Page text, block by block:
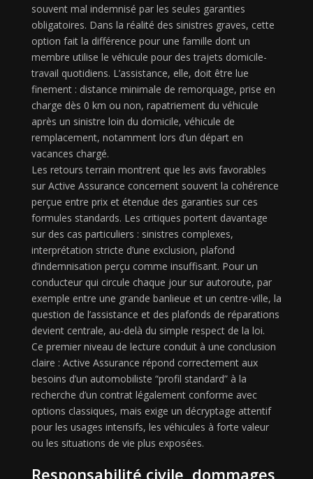
souvent mal indemnisé par les seules garanties
obligatoires. Dans la réalité des sinistres graves, cette
option fait la différence pour une famille dont un
membre utilise le véhicule pour des trajets domicile-
travail quotidiens. L’assistance, elle, doit être lue
finement : distance minimale de remorquage, prise en
charge dès 0 km ou non, rapatriement du véhicule
après un sinistre loin du domicile, véhicule de
remplacement, notamment lors d’un départ en
vacances chargé.
Les retours terrain montrent que les avis favorables
sur Active Assurance concernent souvent la cohérence
perçue entre prix et étendue des garanties sur ces
formules standards. Les critiques portent davantage
sur des cas particuliers : sinistres complexes,
interprétation stricte d’une exclusion, plafond
d’indemnisation perçu comme insuffisant. Pour un
conducteur qui circule chaque jour sur autoroute, par
exemple entre une grande banlieue et un centre-ville, la
question de l’assistance et des plafonds de réparations
devient centrale, au-delà du simple respect de la loi.
Ce premier niveau de lecture conduit à une conclusion
claire : Active Assurance répond correctement aux
besoins d’un automobiliste “profil standard” à la
recherche d’un contrat légalement conforme avec
options classiques, mais exige un décryptage attentif
pour les usages intensifs, les véhicules à forte valeur
ou les situations de vie plus exposées.
Responsabilité civile, dommages